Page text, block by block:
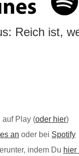
Reich ist,
auf Play (oder hier)
an oder bei Spotify
indem Du hier